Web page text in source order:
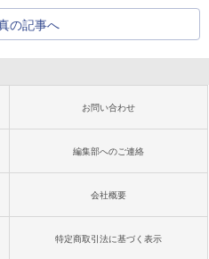
の記事へ
お問い合わせ
編集部へのご連絡
会社概要
特定商取引法に基づく表示